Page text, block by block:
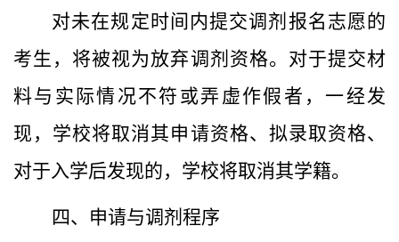
对未在规定时间内提交调剂报名志愿的
考生，将被视为放弃调剂资格。对于提交材
料与实际情况不符或弄虚作假者，一经发
现，学校将取消其申请资格、拟录取资格、
对于入学后发现的，学校将取消其学籍。
四、申请与调剂程序